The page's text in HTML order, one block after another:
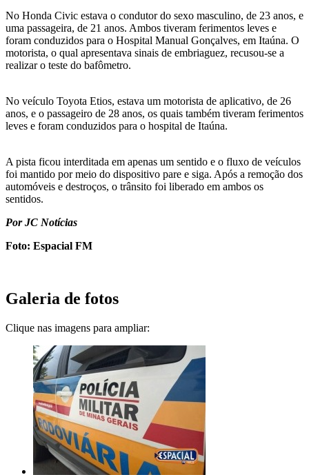
No Honda Civic estava o condutor do sexo masculino, de 23 anos, e
uma passageira, de 21 anos. Ambos tiveram ferimentos leves e
foram conduzidos para o Hospital Manual Gonçalves, em Itaúna. O
motorista, o qual apresentava sinais de embriaguez, recusou-se a
realizar o teste do bafômetro.
No veículo Toyota Etios, estava um motorista de aplicativo, de 26
anos, e o passageiro de 28 anos, os quais também tiveram ferimentos
leves e foram conduzidos para o hospital de Itaúna.
A pista ficou interditada em apenas um sentido e o fluxo de veículos
foi mantido por meio do dispositivo pare e siga. Após a remoção dos
automóveis e destroços, o trânsito foi liberado em ambos os
sentidos.
Por JC Notícias
Foto: Espacial FM
Galeria de fotos
Clique nas imagens para ampliar: